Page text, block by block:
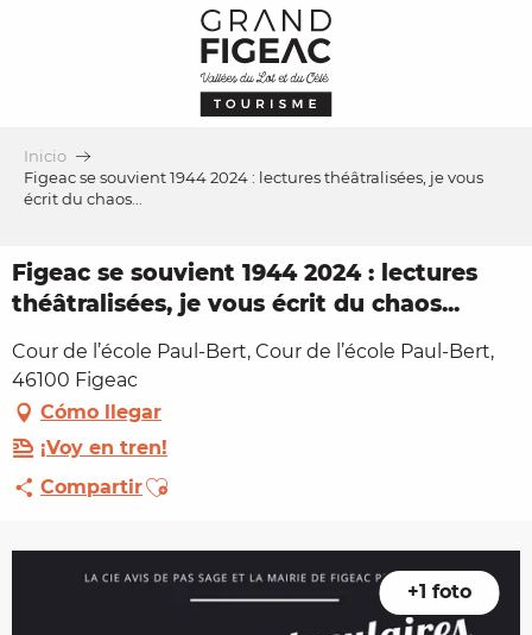
Inicio
Figeac se souvient 1944 2024 : lectures théâtralisées, je vous
écrit du chaos...
Figeac se souvient 1944 2024 : lectures
théâtralisées, je vous écrit du chaos...
Cour de l’école Paul-Bert, Cour de l’école Paul-Bert,
46100 Figeac
Cómo llegar
¡Voy en tren!
CompartirAjouter aux favoris
+1 foto